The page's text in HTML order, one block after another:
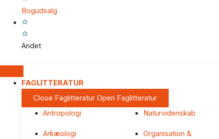
Bogudsalg
Andet
FAGLITTERATUR
Close Faglitteratur Open Faglitteratur
Antropologi
Arkæologi
Naturvidenskab
Organisation &